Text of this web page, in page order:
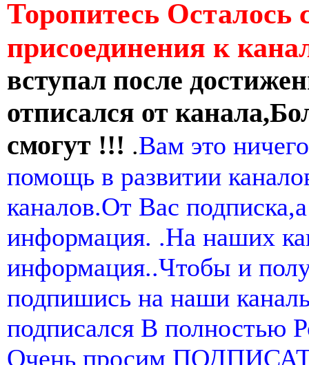
Торопитесь Осталось
присоединения к
вступал после
отписался от
смогут !!! .Вам это
помощь в развитии
каналов.От Вас
информация. .На наших
информация..Чтобы и
подпишись на наши
подписался В полностью
Очень просим